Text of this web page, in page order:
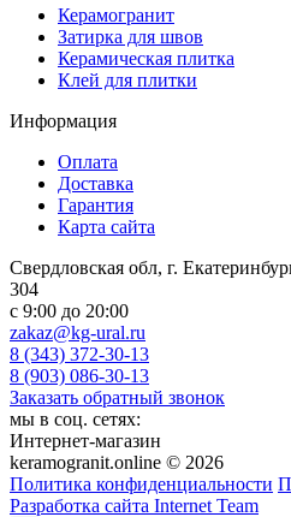
Керамогранит
Затирка для швов
Керамическая плитка
Клей для плитки
Информация
Оплата
Доставка
Гарантия
Карта сайта
Свердловская обл, г.
304
c 9:00 до 20:00
zakaz@kg-ural.ru
8 (343) 372-30-13
8 (903) 086-30-13
Заказать обратный звонок
мы в соц. сетях:
Интернет-магазин
keramogranit.online © 2026
Политика конфиденциальности
Разработка сайта Internet Team